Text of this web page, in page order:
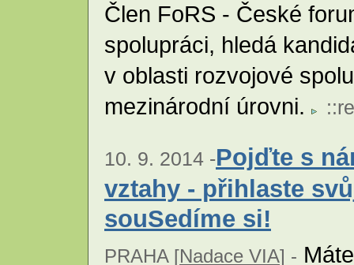
Člen FoRS - České
spolupráci, hledá
v oblasti rozvojové
mezinárodní úrovni.
::
10. 9. 2014 -Pojďte s
vztahy - přihlaste
souSedíme si!
PRAHA [Nadace VIA] -